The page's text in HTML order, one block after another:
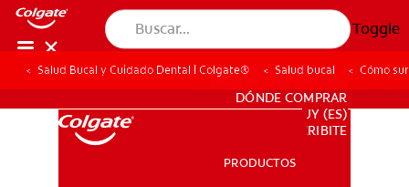
Toggle
PARA PROFESIONALES
DÓNDE COMPRAR
UY (ES)
SUSCRIBITE
PRODUCTOS
Salud Bucal y Cuidado Dental | Colgate® Salud bucal Cómo